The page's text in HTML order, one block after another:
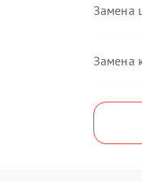
Замена
Замена